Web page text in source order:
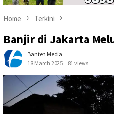
Home Terkini
Banjir di Jakarta
Banten Media
18 March 2025
81 views